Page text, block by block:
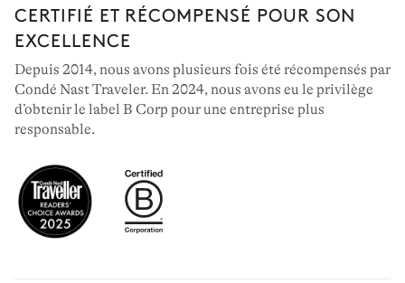
CERTIFIÉ ET RÉCOMPENSÉ POUR SON
EXCELLENCE
Depuis 2014, nous avons plusieurs fois été récompensés par
Condé Nast Traveler. En 2024, nous avons eu le privilège
d’obtenir le label B Corp pour une entreprise plus
responsable.